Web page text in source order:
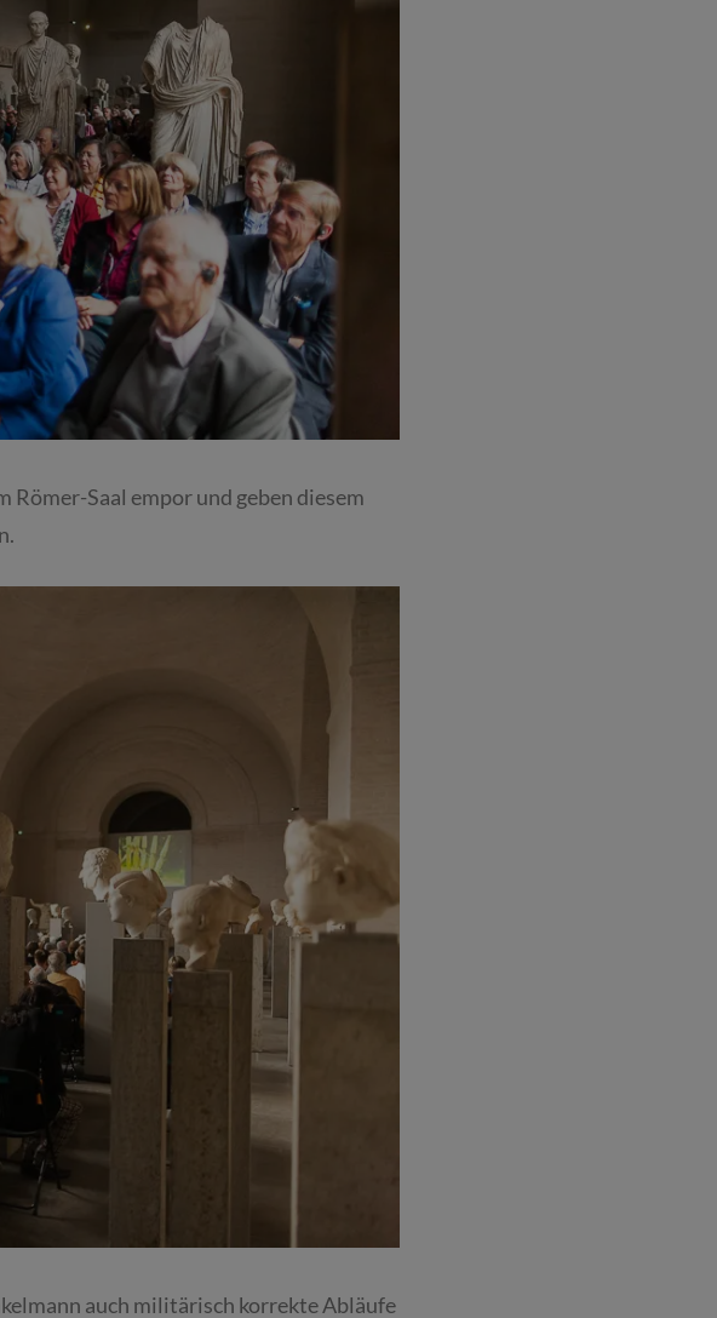
Römer-Saal empor und geben diesem
auch militärisch korrekte Abläufe